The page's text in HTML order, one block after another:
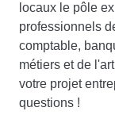
locaux le pôle
professionnels
comptable,
métiers et de
votre projet
questions !